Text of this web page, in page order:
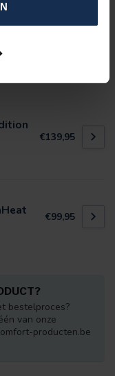
€139,95
€99,95
bestelproces?
van onze
producten.be